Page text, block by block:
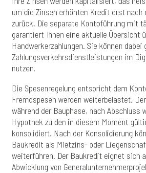
um die Zinsen erhöhten Kredit erst nach
zurück. Die separate Kontoführung mit
garantiert Ihnen eine aktuelle Übersicht
Handwerkerzahlungen. Sie können dabei
Zahlungsverkehrsdienstleistungen im
nutzen.
Die Spesenregelung entspricht dem
Fremdspesen werden weiterbelastet.
während der Bauphase, nach Abschluss
Hypothek zu den in diesem Moment
konsolidiert. Nach der Konsolidierung
Baukredit als Mietzins- oder
weiterführen. Der Baukredit eignet sich
Abwicklung von